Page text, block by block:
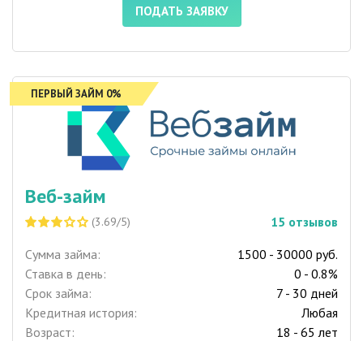
ПОДАТЬ ЗАЯВКУ
ПЕРВЫЙ ЗАЙМ 0%
Веб-займ
(3.69/5) 15 отзывов
Сумма займа:
1500 - 30000 руб.
Ставка в день:
0 - 0.8%
Срок займа:
7 - 30 дней
Кредитная история:
Любая
Возраст:
18 - 65 лет